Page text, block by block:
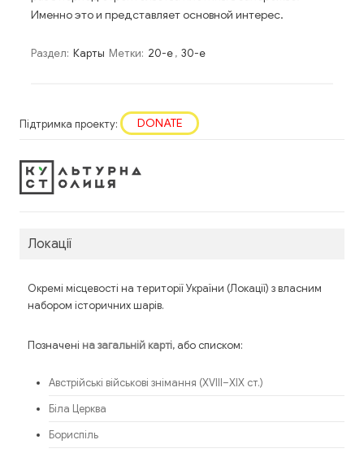
Именно это и представляет основной интерес.
Раздел: Карты Метки: 20-е, 30-е
Підтримка проекту: DONATE
Локації
Окремі місцевості на території України (Локації) з власним
набором історичних шарів.
Позначені на загальній карті, або списком:
Австрійські військові знімання (XVIII–XIX ст.)
Біла Церква
Бориспіль